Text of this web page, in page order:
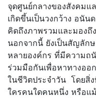
จุดศูนย์กลางของสังคมแ
เกิดขึ้นเป็นวงกว้าง อนัน
คิดถึงภาพรวมและมองถึ
นอกจากนี้ ยังเป็นสัญลัก
หลายองค์กร ที่มีความถ
ร่วมมือกันเพื่อหาทางออ
ในชีวิตประจำวัน โดยสิ่
ใครคนใดคนหนึ่ง หรือแ